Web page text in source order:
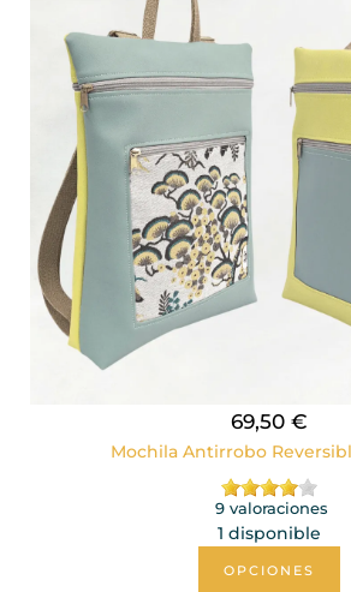
69,50 €
Mochila Antirrobo
9 valoraciones
1 disponible
OPCIONES